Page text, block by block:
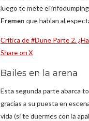
luego te mete el
Fremen que hablan al
Crítica de #Dune Parte 2.
Share on X
Bailes en la arena
Esta segunda parte abarca
gracias a su puesta en
vida (si te duermes con la